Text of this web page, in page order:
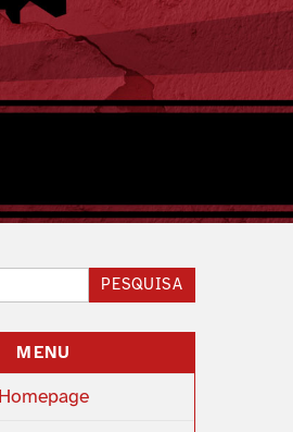
PESQUISA
MENU
Homepage